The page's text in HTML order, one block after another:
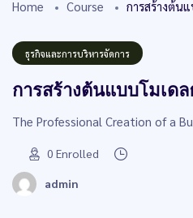
Home Course การสร้างต้น
ธุรกิจและการบริหารจัดการ
การสร้างต้นแบบโมเด
The Professional Creation of a
0 Enrolled
admin